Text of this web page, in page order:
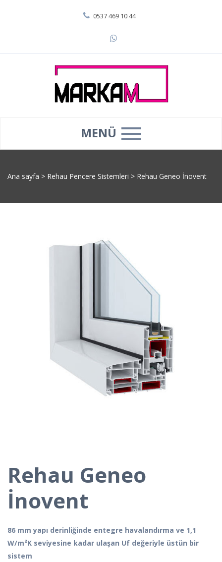
0537 469 10 44
MENÜ
Ana sayfa > Rehau Pencere Sistemleri > Rehau Geneo İnovent
Rehau Geneo
İnovent
86 mm yapı derinliğinde entegre havalandırma ve 1,1
W/m²K seviyesine kadar ulaşan Uf değeriyle üstün bir
sistem